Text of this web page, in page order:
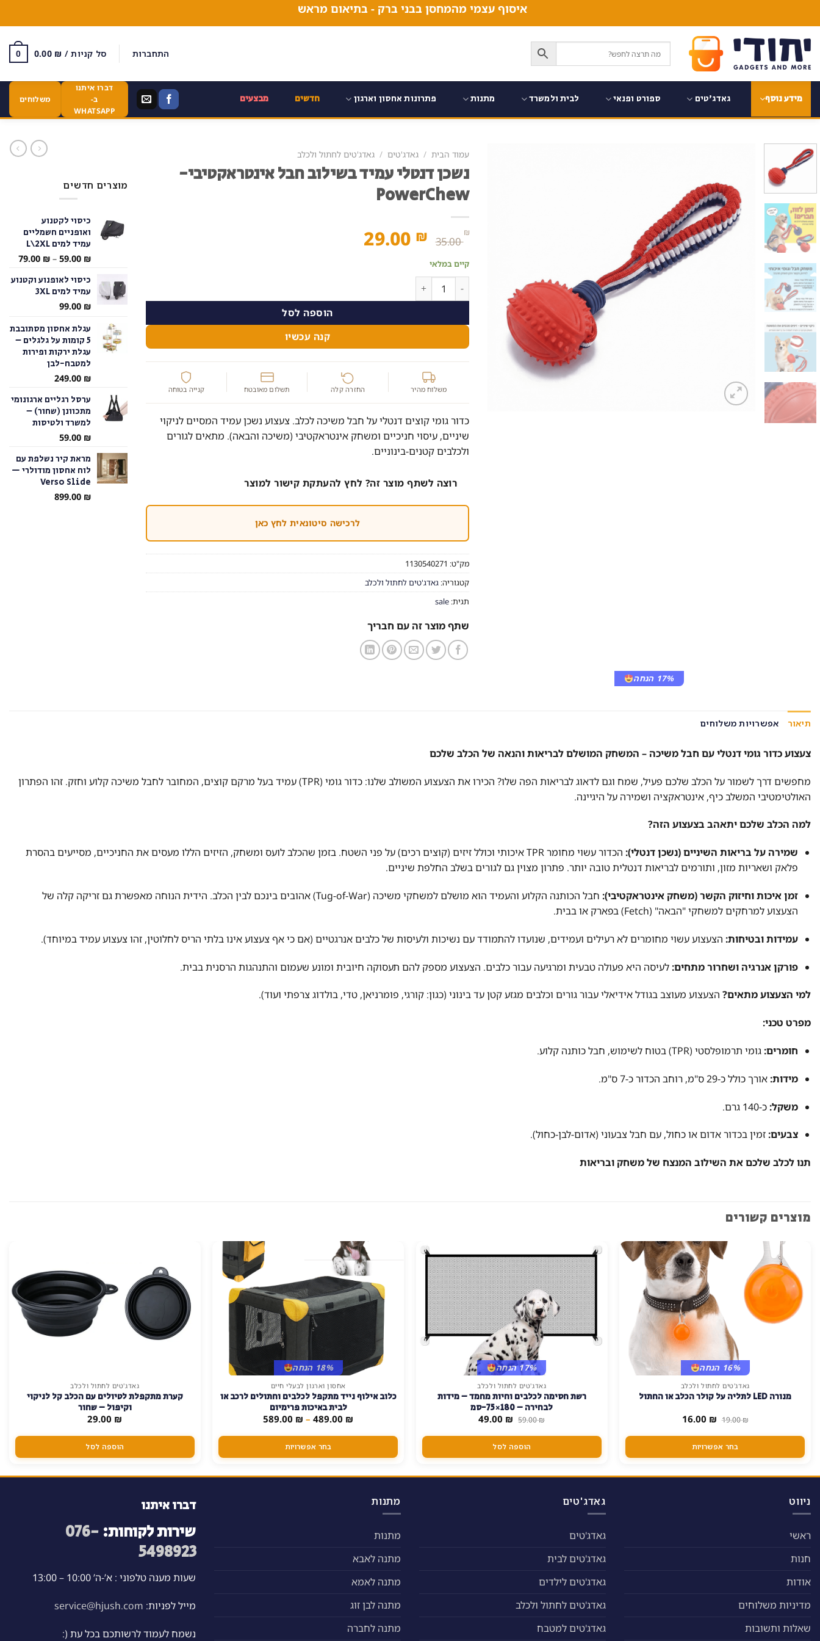
content
איסוף עצמי מהמחסן בבני ברק - בתיאום מראש
התחברות סל קניות / 0.00 ₪
0
מידע נוסף גאדג'טים ספורט ופנאי לבית ולמשרד מתנות פתרונות אחסון וארגון חדשים מבצעים
דברו איתנו
ב-
WHATSAPP
משלוחים
17% הנחה
עמוד הבית / גאדג'טים / גאדג'טים לחתול ולכלב
נשכן דנטלי עמיד בשילוב חבל אינטראקטיבי-
PowerChew
35.00
₪
המחיר
היה:
35.00 ₪.
29.00 ₪
המחיר
29.00 ₪.
קיים במלאי
כמות של נשכן דנטלי עמיד בשילוב חבל אינטראקטיבי-PowerChew
הוספה לסל
קנה עכשיו
משלוח מהיר החזרה קלה תשלום מאובטח קנייה בטוחה
כדור גומי קוצים דנטלי על חבל משיכה לכלב. צעצוע נשכן עמיד המסיים לניקוי
שיניים, עיסוי חניכיים ומשחק אינטראקטיבי (משיכה והבאה). מתאים לגורים
ולכלבים קטנים-בינוניים.
רוצה לשתף מוצר זה? לחץ להעתקת קישור למוצר
לרכישה סיטונאית לחץ כאן
מק"ט: 1130540271
קטגוריה: גאדג'טים לחתול ולכלב
תגית: sale
שתף מוצר זה עם חבריך
מוצרים חדשים
כיסוי לקטנוע
ואופניים חשמליים
עמיד למים L\2XL
59.00 ₪
–
79.00 ₪
טווח
כיסוי לאופנוע וקטנוע
עמיד למים 3XL
99.00 ₪
עגלת אחסון מסתובבת
5 קומות על גלגלים –
עגלת ירקות ופירות
למטבח-לבן
249.00 ₪
ערסל רגליים ארגונומי
מתכוונן (שחור) –
למשרד ולטיסות
59.00 ₪
מראת קיר נשלפת עם
לוח אחסון מודולרי —
Verso Slide
899.00 ₪
תיאור אפשרויות משלוחים
צעצוע כדור גומי דנטלי עם חבל משיכה – המשחק המושלם לבריאות והנאה של הכלב שלכם
מחפשים דרך לשמור על הכלב שלכם פעיל, שמח וגם לדאוג לבריאות הפה שלו? הכירו את הצעצוע המשולב שלנו: כדור גומי (TPR) עמיד בעל מרקם קוצים, המחובר לחבל משיכה קלוע וחזק. זהו הפתרון
האולטימטיבי המשלב כיף, אינטראקציה ושמירה על היגיינה.
למה הכלב שלכם יתאהב בצעצוע הזה?
שמירה על בריאות השיניים (נשכן דנטלי):
הכדור עשוי מחומר TPR איכותי וכולל זיזים (קוצים רכים) על פני השטח. בזמן שהכלב לועס ומשחק, הזיזים הללו מעסים את החניכיים, מסייעים בהסרת
פלאק ושאריות מזון, ותורמים לבריאות דנטלית טובה יותר. פתרון מצוין גם לגורים בשלב החלפת שיניים.
זמן איכות וחיזוק הקשר (משחק אינטראקטיבי):
חבל הכותנה הקלוע והעמיד הוא מושלם למשחקי משיכה (Tug-of-War) אהובים בינכם לבין הכלב. הידית הנוחה מאפשרת גם זריקה קלה של
הצעצוע למרחקים למשחקי "הבאה" (Fetch) בפארק או בבית.
עמידות ובטיחות:הצעצוע עשוי מחומרים לא רעילים ועמידים, שנועדו להתמודד עם נשיכות ולעיסות של כלבים אנרגטיים (אם כי אף צעצוע אינו בלתי הריס לחלוטין, זהו צעצוע עמיד במיוחד).
פורקן אנרגיה ושחרור מתחים:לעיסה היא פעולה טבעית ומרגיעה עבור כלבים. הצעצוע מספק להם תעסוקה חיובית ומונע שעמום והתנהגות הרסנית בבית.
למי הצעצוע מתאים? הצעצוע מעוצב בגודל אידיאלי עבור גורים וכלבים מגזע קטן עד בינוני (כגון: קורגי, פומרניאן, טדי, בולדוג צרפתי ועוד).
מפרט טכני:
חומרים:גומי תרמופלסטי (TPR) בטוח לשימוש, חבל כותנה קלוע.
מידות:אורך כולל כ-29 ס"מ, רוחב הכדור כ-7 ס"מ.
משקל:כ-140 גרם.
צבעים:זמין בכדור אדום או כחול, עם חבל צבעוני (אדום-לבן-כחול).
תנו לכלב שלכם את השילוב המנצח של משחק ובריאות
מוצרים קשורים
16% הנחה
גאדג'טים לחתול ולכלב
מנורה LED לתליה על קולר הכלב או החתול
19.00₪ המחיר
המקורי
היה:
19.00 ₪.
16.00 ₪
הוא:
בחר אפשרויות
סוגים.
ניתן
האפשרויות
בעמוד
17% הנחה
גאדג'טים לחתול ולכלב
רשת חסימה לכלבים וחיות מחמד – מידות
לבחירה – 180×75-סמ
59.00₪ המחיר
המקורי
היה:
59.00 ₪.
49.00 ₪ המחיר
הוא:
הוספה לסל
18% הנחה
אחסון וארגון לבעלי חיים
כלוב אילוף נייד מתקפל לכלבים וחתולים לרכב או
לבית באיכות פרימיום
489.00 ₪
–
589.00 ₪ טווח
⁦489.00 ₪⁩
בחר אפשרויות
זה
סוגים.
ניתן
האפשרויות
בעמוד
גאדג'טים לחתול ולכלב
קערת מתקפלת לטיולים עם הכלב קל לניקוי
וקיפול – שחור
29.00 ₪
הוספה לסל
ניווט
ראשי
חנות
אודות
מדיניות משלוחים
שאלות ותשובות
גאדג'טים
גאדג'טים
גאדג'טים לבית
גאדג'טים לילדים
גאדג'טים לחתול ולכלב
גאדג'טים למטבח
מתנות
מתנות
מתנה לאבא
מתנה לאמא
מתנה לבן זוג
מתנה לחברה
דברו איתנו
שירות לקוחות: 076-
5498923
שעות מענה טלפוני : א’-ה’ 10:00 – 13:00
מייל לפניות: service@hjush.com
נשמח לעמוד לרשותכם בכל עת (: